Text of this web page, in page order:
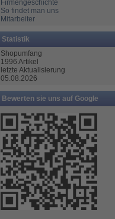
Firmengeschichte
So findet man uns
Mitarbeiter
Statistik
Shopumfang
1996 Artikel
letzte Aktualisierung
05.08.2026
Bewerten sie uns auf Google